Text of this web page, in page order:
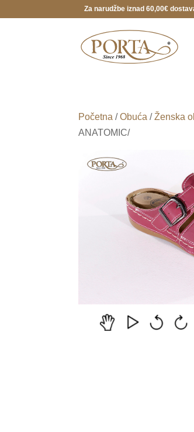
Za narudžbe iznad 60,00€
Početna /Obuća /Ženska
ANATOMIC/